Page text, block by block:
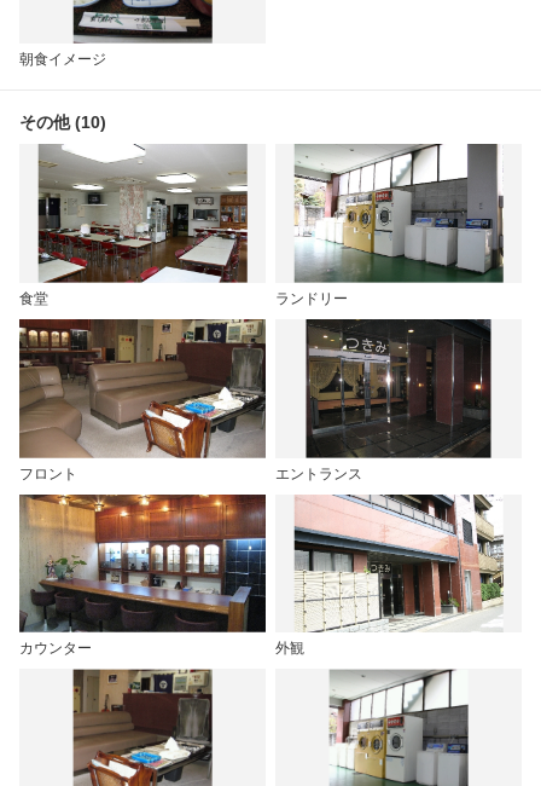
朝食イメージ
その他 (10)
食堂 ランドリー
フロント エントランス
カウンター 外観